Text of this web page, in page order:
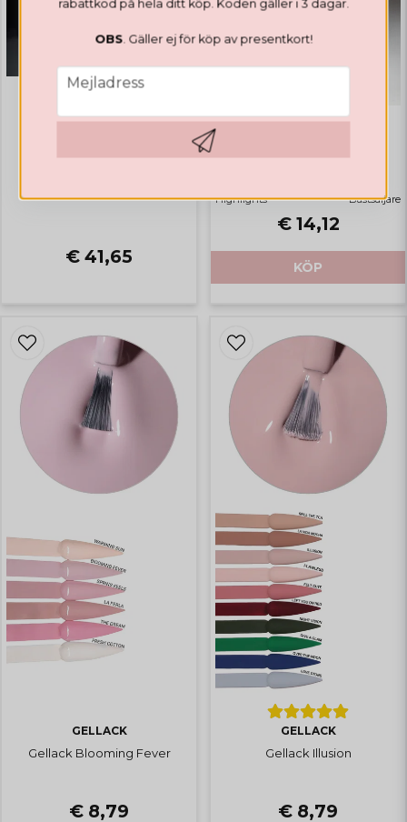
Valentines Collection
€ 41,65
Highlights Bästsäljare
€ 14,12
KÖP
GELLACK
Gellack Blooming Fever
€ 8,79
GELLACK
Gellack Illusion
€ 8,79
rabattkod på hela ditt köp. Koden gäller i 3 dagar.
OBS. Gäller ej för köp av presentkort!
email
Mejladress